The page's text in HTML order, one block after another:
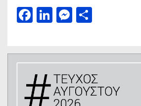
Facebook
LinkedIn
Messenger